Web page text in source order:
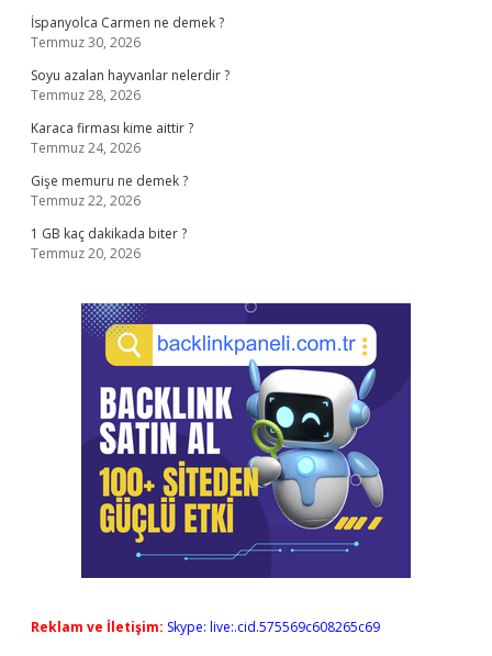
İspanyolca Carmen ne demek ?
Temmuz 30, 2026
Soyu azalan hayvanlar nelerdir ?
Temmuz 28, 2026
Karaca firması kime aittir ?
Temmuz 24, 2026
Gişe memuru ne demek ?
Temmuz 22, 2026
1 GB kaç dakikada biter ?
Temmuz 20, 2026
Reklam ve İletişim: Skype: live:.cid.575569c608265c69